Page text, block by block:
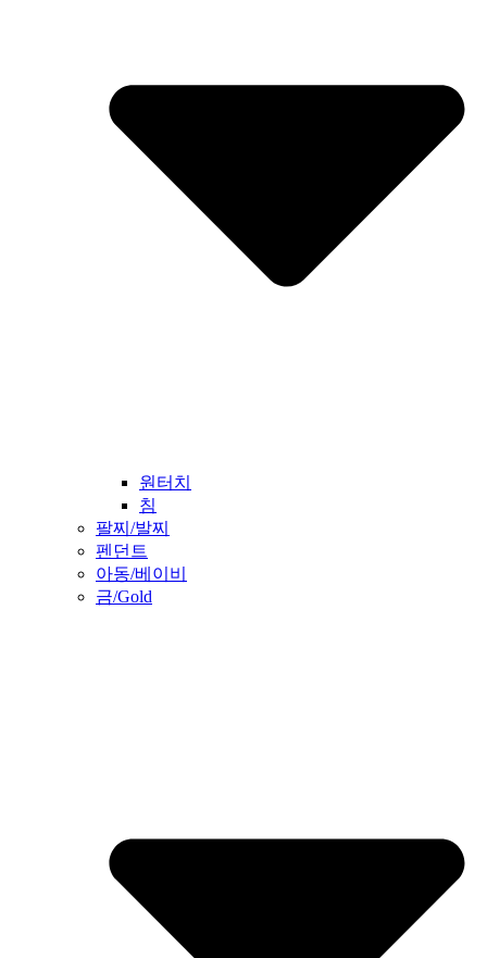
원터치
침
팔찌/발찌
펜던트
아동/베이비
금/Gold